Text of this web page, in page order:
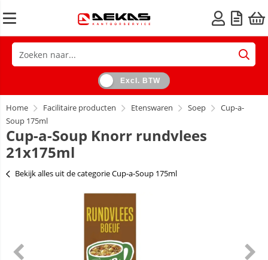
Excl. BTW
Home Facilitaire producten Etenswaren Soep
Cup-a-
Soup 175ml
Cup-a-Soup Knorr rundvlees
21x175ml
Bekijk alles uit de categorie Cup-a-Soup 175ml